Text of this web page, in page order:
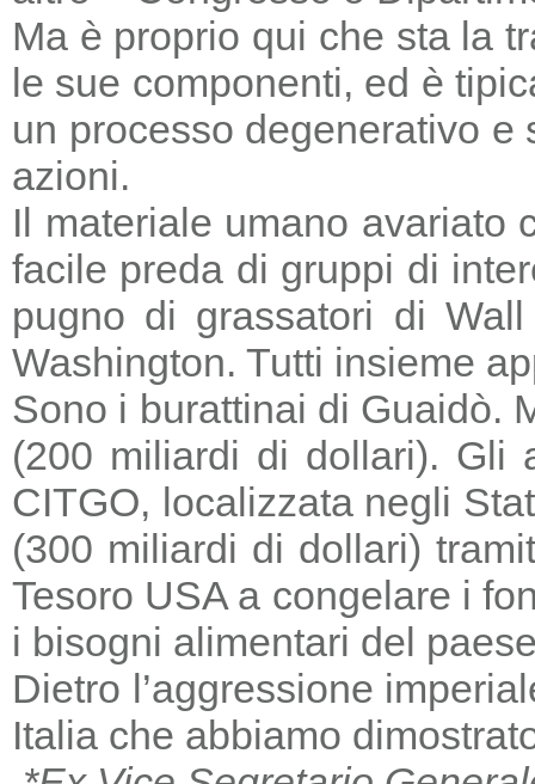
Ma è proprio qui che sta la
le sue componenti, ed è
un processo degenerativo
azioni.
Il materiale umano avariato
facile preda di gruppi di
pugno di grassatori di
Washington. Tutti insieme
Sono i burattinai di Guaidò.
(200 miliardi di dollari). Gli
CITGO, localizzata negli
(300 miliardi di dollari)
Tesoro USA a congelare i
i bisogni alimentari del
Dietro l’aggressione
Italia che abbiamo